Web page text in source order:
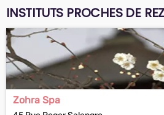
INSTITUTS PROCHES DE
Zohra Spa